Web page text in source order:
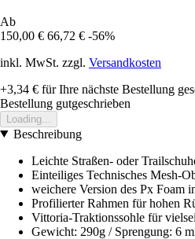
Ab
150,00 € 66,72 € -56%
inkl. MwSt. zzgl. Versandkosten
+3,34 € für Ihre nächste Bestellung
Bestellung gutgeschrieben
Loading...
Beschreibung
Leichte Straßen- oder
Einteiliges Technisches Mesh-
weichere Version des Px Foam
Profilierter Rahmen für hohen
Vittoria-Traktionssohle für
Gewicht: 290g / Sprengung: 6